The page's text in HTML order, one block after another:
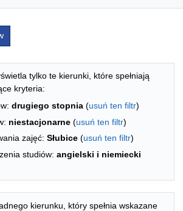
- indeks alfabetyczny
tylko te kierunki, które spełniają
kryteria:
drugiego stopnia (usuń ten filtr)
niestacjonarne (usuń ten filtr)
zajęć: Słubice (usuń ten filtr)
studiów: angielski i niemiecki
kierunku, który spełnia wskazane